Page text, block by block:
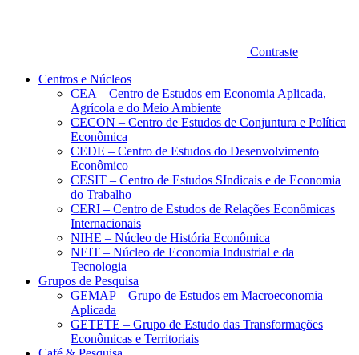
Contraste
Centros e Núcleos
CEA – Centro de Estudos em Economia Aplicada,
Agrícola e do Meio Ambiente
CECON – Centro de Estudos de Conjuntura e Política
Econômica
CEDE – Centro de Estudos do Desenvolvimento
Econômico
CESIT – Centro de Estudos SIndicais e de Economia
do Trabalho
CERI – Centro de Estudos de Relações Econômicas
Internacionais
NIHE – Núcleo de História Econômica
NEIT – Núcleo de Economia Industrial e da
Tecnologia
Grupos de Pesquisa
GEMAP – Grupo de Estudos em Macroeconomia
Aplicada
GETETE – Grupo de Estudo das Transformações
Econômicas e Territoriais